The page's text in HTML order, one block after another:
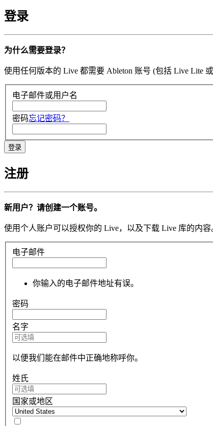
登录
为什么需要登录？
使用任何版本的 Live 都需要 Ableton 账号 (包括 Live Lite
电子邮件或用户名
密码忘记密码？
注册
新用户？请创建一个账号。
使用个人账户可以授权你的 Live，以及下载 Live 库的内容
电子邮件
你输入的电子邮件地址有误。
密码
名字
以便我们能在邮件中正确地称呼你。
姓氏
国家或地区